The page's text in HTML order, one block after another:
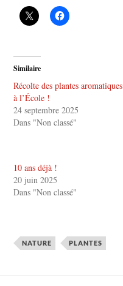
Similaire
Récolte des plantes aromatiques
à l’École !
24 septembre 2025
Dans "Non classé"
10 ans déjà !
20 juin 2025
Dans "Non classé"
NATURE PLANTES